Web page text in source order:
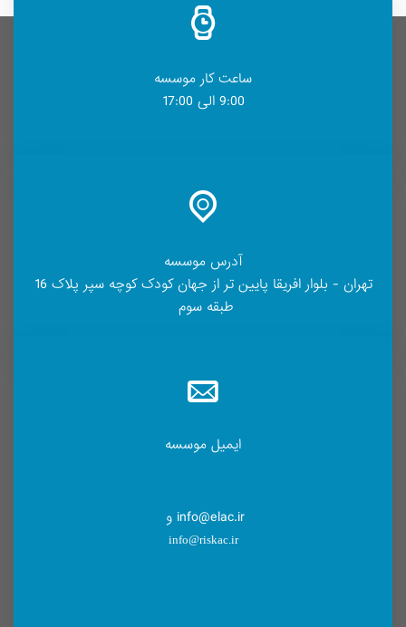
ساعت کار موسسه
9:00 الی 17:00
آدرس موسسه
تهران - بلوار افریقا پایین تر از جهان کودک کوچه سپر پلاک 16
طبقه سوم
ایمیل موسسه
info@elac.ir و
info@riskac.ir